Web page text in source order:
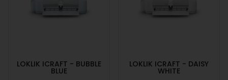
LOKLIK ICRAFT - BUBBLE
BLUE
LOKLIK ICRAFT - DAISY
WHITE